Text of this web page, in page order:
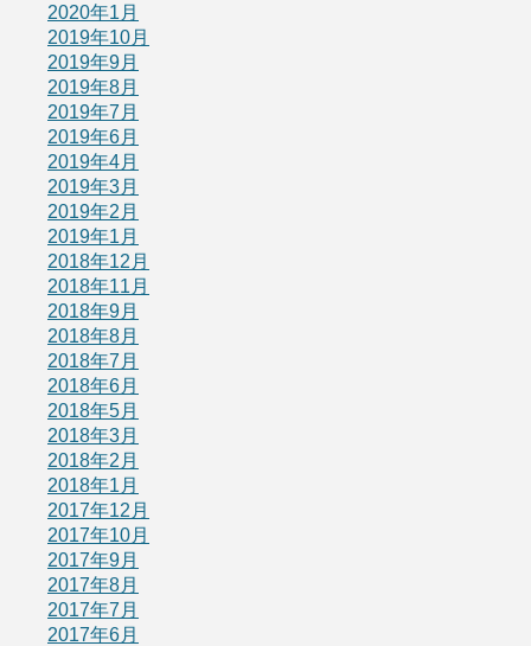
2020年1月
2019年10月
2019年9月
2019年8月
2019年7月
2019年6月
2019年4月
2019年3月
2019年2月
2019年1月
2018年12月
2018年11月
2018年9月
2018年8月
2018年7月
2018年6月
2018年5月
2018年3月
2018年2月
2018年1月
2017年12月
2017年10月
2017年9月
2017年8月
2017年7月
2017年6月